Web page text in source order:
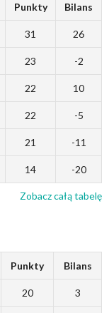
Punkty Bilans
31 26
23 -2
22 10
22 -5
21 -11
14 -20
Zobacz całą tabelę
Punkty Bilans
20 3